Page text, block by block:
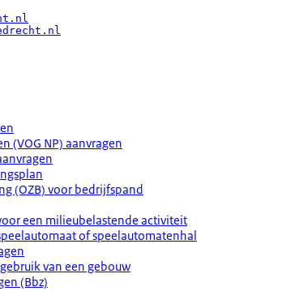
(VOG NP) aanvragen
(OZB) voor bedrijfspand
een milieubelastende activiteit
of speelautomatenhal
van een gebouw
(Bbz)